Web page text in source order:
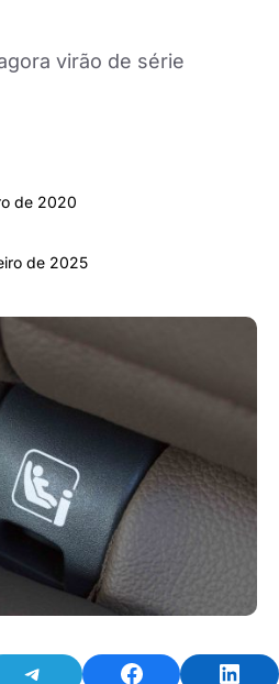
virão de série
de 2020
de 2025
Share on TelegramShare on Facebook